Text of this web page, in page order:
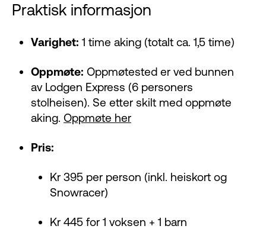
Praktisk informasjon
Varighet: 1 time aking (totalt ca. 1,5 time)
Oppmøte: Oppmøtested er ved bunnen
av Lodgen Express (6 personers
stolheisen). Se etter skilt med oppmøte
aking. Oppmøte her
Pris:
Kr 395 per person (inkl. heiskort og
Snowracer)
Kr 445 for 1 voksen + 1 barn